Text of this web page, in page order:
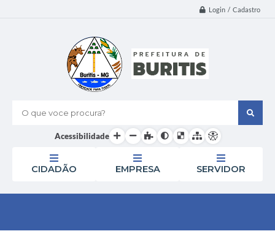
Login / Cadastro
O que voce procura?
Acessibilidade
CIDADÃO EMPRESA SERVIDOR